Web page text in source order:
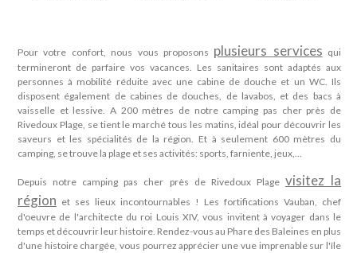
Pour votre confort, nous vous proposons plusieurs services qui
termineront de parfaire vos vacances. Les sanitaires sont adaptés aux
personnes à mobilité réduite avec une cabine de douche et un WC. Ils
disposent également de cabines de douches, de lavabos, et des bacs à
vaisselle et lessive. A 200 mètres de notre camping pas cher près de
Rivedoux Plage, se tient le marché tous les matins, idéal pour découvrir les
saveurs et les spécialités de la région. Et à seulement 600 mètres du
camping, se trouve la plage et ses activités: sports, farniente, jeux,...
Depuis notre camping pas cher près de Rivedoux Plage visitez la
région et ses lieux incontournables ! Les fortifications Vauban, chef
d'oeuvre de l'architecte du roi Louis XIV, vous invitent à voyager dans le
temps et découvrir leur histoire. Rendez-vous au Phare des Baleines en plus
d'une histoire chargée, vous pourrez apprécier une vue imprenable sur l'île